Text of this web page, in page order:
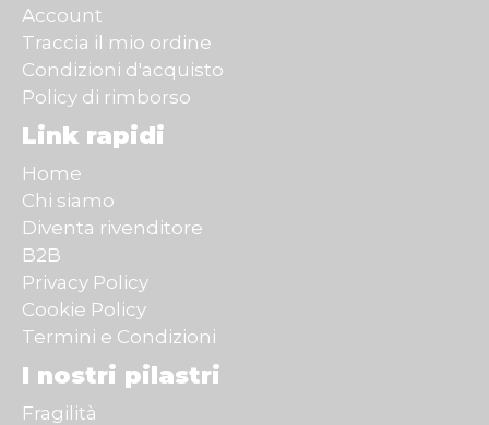
Account
Traccia il mio ordine
Condizioni d'acquisto
Policy di rimborso
Link rapidi
Home
Chi siamo
Diventa rivenditore
B2B
Privacy Policy
Cookie Policy
Termini e Condizioni
I nostri pilastri
Fragilità